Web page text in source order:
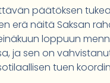
päätöksen
erä näitä Saksan
loppuun
ja sen on
tuen